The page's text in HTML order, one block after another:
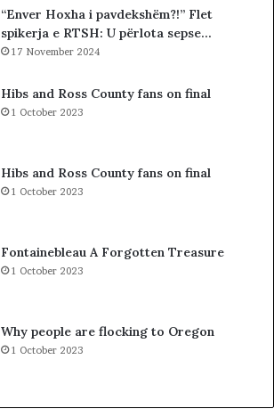
“Enver Hoxha i pavdekshëm?!” Flet
spikerja e RTSH: U përlota sepse…
17 November 2024
Hibs and Ross County fans on final
1 October 2023
Hibs and Ross County fans on final
1 October 2023
Fontainebleau A Forgotten Treasure
1 October 2023
Why people are flocking to Oregon
1 October 2023